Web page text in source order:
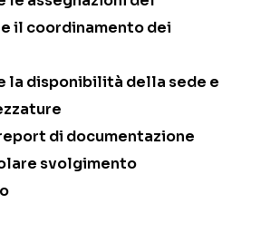
il coordinamento dei
la disponibilità della sede e
di documentazione
svolgimento